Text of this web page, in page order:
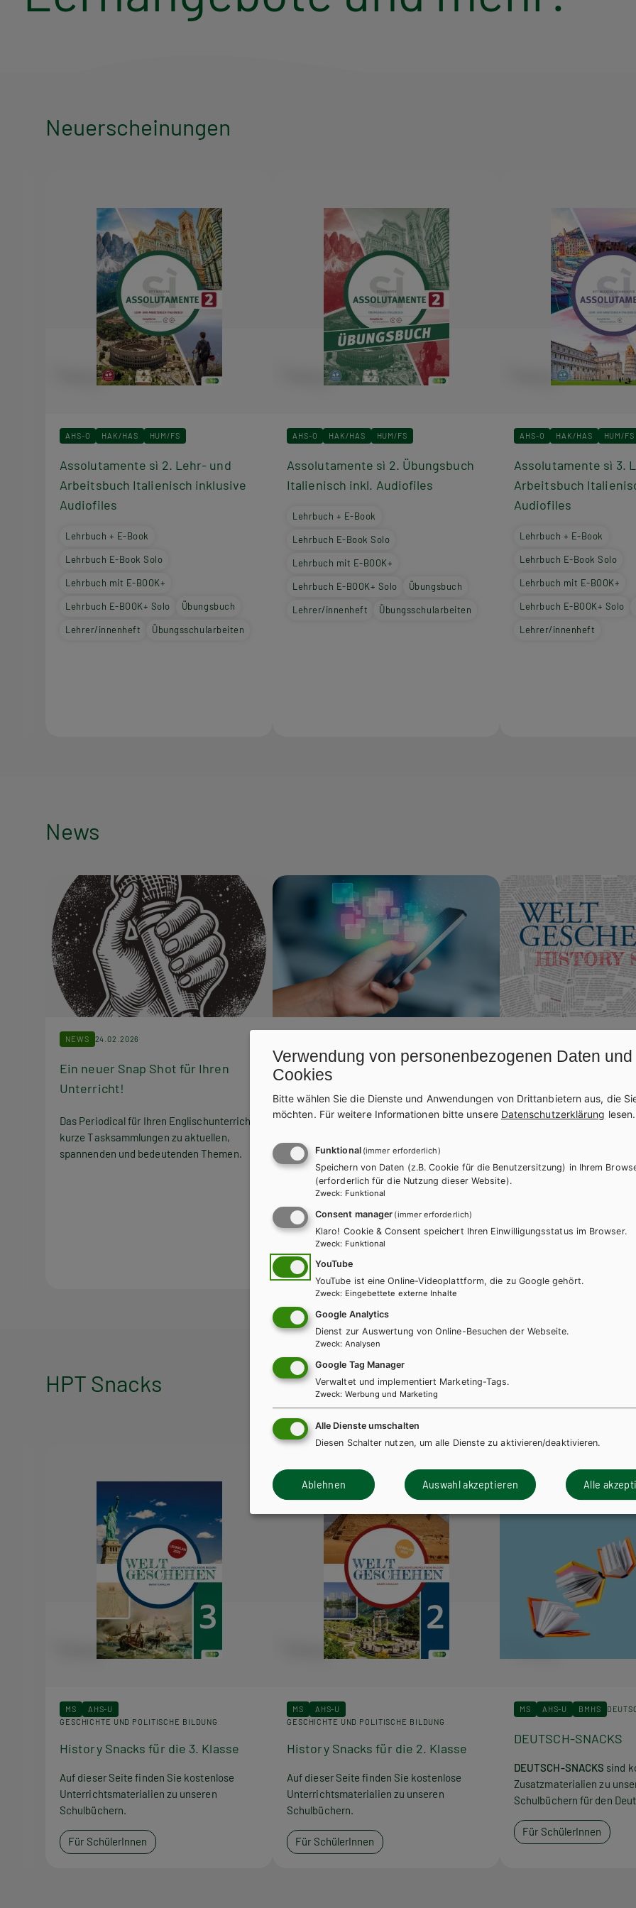
Neuerscheinungen
AHS-O HAK/HAS HUM/FS
Assolutamente sì 2. Lehr- und
Arbeitsbuch Italienisch inklusive
Audiofiles
Lehrbuch + E-Book
Lehrbuch E-Book Solo
Lehrbuch mit E-BOOK+
Lehrbuch E-BOOK+ Solo Übungsbuch
Lehrer/innenheft Übungsschularbeiten
AHS-O HAK/HAS HUM/FS
Assolutamente sì 2. Übungsbuch
Italienisch inkl. Audiofiles
Lehrbuch + E-Book
Lehrbuch E-Book Solo
Lehrbuch mit E-BOOK+
Lehrbuch E-BOOK+ Solo Übungsbuch
Lehrer/innenheft Übungsschularbeiten
AHS-O HAK/HAS HUM/FS
Assolutamente sì 3.
Arbeitsbuch
Audiofiles
Lehrbuch + E-Book
Lehrbuch E-Book Solo
Lehrbuch mit E-BOOK+
Lehrbuch E-BOOK+ Solo
Lehrer/innenheft
News
News
NEWS 24.02.2026
Ein neuer Snap Shot für Ihren
Unterricht!
Das Periodical für Ihren Englischunterricht:
kurze Tasksammlungen zu aktuellen,
spannenden und bedeutenden Themen.
Marktplatz Lernapps
Qualitätsgeprüfte Apps für Ihren Unterricht
ohne Zusatzkosten bestellen? Ganz
Die perfekte Ergänzung
mit Weltgeschehen:
Arbeitsblätter für die
HPT
HPT Snacks
MS
AHS-U
GESCHICHTE UND POLITISCHE BILDUNG
History Snacks für die 3. Klasse
Auf dieser Seite finden Sie kostenlose
Unterrichtsmaterialien zu unseren
Schulbüchern.
Für SchülerInnen
MS
AHS-U
GESCHICHTE UND POLITISCHE BILDUNG
History Snacks für die 2. Klasse
Auf dieser Seite finden Sie kostenlose
Unterrichtsmaterialien zu unseren
Schulbüchern.
Für SchülerInnen
MS AHS-U BMHS
DEUTSCH-SNACKS
DEUTSCH-SNACKS sind
Zusatzmaterialien zu
Schulbüchern für den
Für SchülerInnen
Verwendung von personenbezogenen Daten und
Cookies
Bitte wählen Sie die Dienste und Anwendungen von Drittanbietern aus, die
möchten. Für weitere Informationen bitte unsere Datenschutzerklärung lesen.
Funktional (immer erforderlich)
Speichern von Daten (z.B. Cookie für die Benutzersitzung) in Ihrem
(erforderlich für die Nutzung dieser Website).
Zweck: Funktional
Consent manager (immer erforderlich)
Klaro! Cookie & Consent speichert Ihren Einwilligungsstatus im Browser.
Zweck: Funktional
YouTube
YouTube ist eine Online-Videoplattform, die zu Google gehört.
Zweck: Eingebettete externe Inhalte
Google Analytics
Dienst zur Auswertung von Online-Besuchen der Webseite.
Zweck: Analysen
Google Tag Manager
Verwaltet und implementiert Marketing-Tags.
Zweck: Werbung und Marketing
Alle Dienste umschalten
Diesen Schalter nutzen, um alle Dienste zu aktivieren/deaktivieren.
Ablehnen Auswahl akzeptieren Alle